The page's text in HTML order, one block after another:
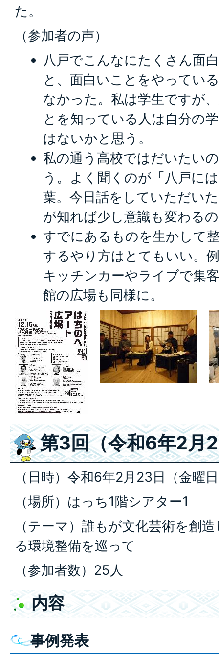
た。
（参加者の声）
八戸でこんなにたくさん面
と、面白いことをやってい
なかった。私は学生ですが
とを知っている人は自分の
はないかと思う。
私の通う高校ではだいたい
う。よく聞くのが「八戸に
葉。今日話をしていただい
が知れば少し意識も変わる
すでにあるものを生かして
するやり方はとてもいい。
キッチンカーやライブで集
館の広場も同様に。
第3回（令和6年2月
（日時）令和6年2月23日（金曜
（場所）はっち1階シアター1
（テーマ）誰もが文化芸術を創
る環境整備を巡って
（参加者数）25人
内容
事例発表